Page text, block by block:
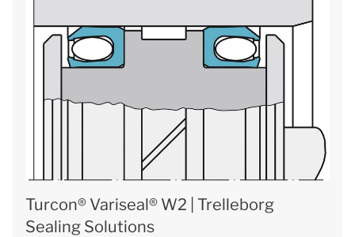
Turcon® Variseal® W2 | Trelleborg
Sealing Solutions